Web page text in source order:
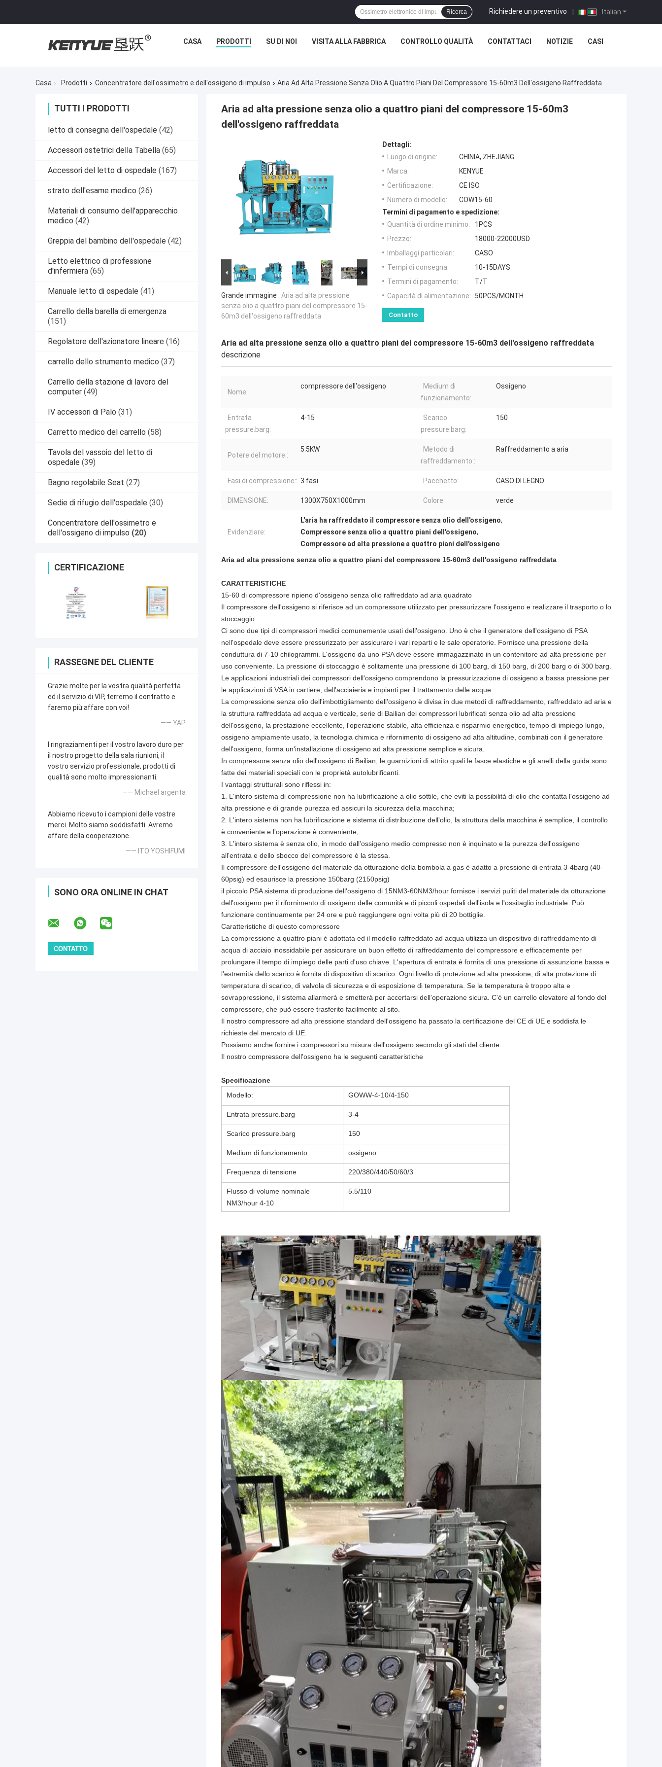
Italian
Richiedere un preventivo |
Ricerca
CASA PRODOTTI SU DI NOI VISITA ALLA FABBRICA CONTROLLO QUALITÀ CONTATTACI NOTIZIE CASI
Casa Prodotti Concentratore dell'ossimetro e dell'ossigeno di impulso Aria Ad Alta Pressione Senza Olio A Quattro Piani Del Compressore 15-60m3 Dell'ossigeno Raffreddata
TUTTI I PRODOTTI
letto di consegna dell'ospedale (42)
Accessori ostetrici della Tabella (65)
Accessori del letto di ospedale (167)
strato dell'esame medico (26)
Materiali di consumo dell'apparecchio
medico (42)
Greppia del bambino dell'ospedale (42)
Letto elettrico di professione
d'infermiera (65)
Manuale letto di ospedale (41)
Carrello della barella di emergenza
(151)
Regolatore dell'azionatore lineare (16)
carrello dello strumento medico (37)
Carrello della stazione di lavoro del
computer (49)
IV accessori di Palo (31)
Carretto medico del carrello (58)
Tavola del vassoio del letto di
ospedale (39)
Bagno regolabile Seat (27)
Sedie di rifugio dell'ospedale (30)
Concentratore dell'ossimetro e
dell'ossigeno di impulso (20)
CERTIFICAZIONE
RASSEGNE DEL CLIENTE
Grazie molte per la vostra qualità perfetta
ed il servizio di VIP, terremo il contratto e
faremo più affare con voi!
—— YAP
I ringraziamenti per il vostro lavoro duro per
il nostro progetto della sala riunioni, il
vostro servizio professionale, prodotti di
qualità sono molto impressionanti.
—— Michael argenta
Abbiamo ricevuto i campioni delle vostre
merci. Molto siamo soddisfatti. Avremo
affare della cooperazione.
—— ITO YOSHIFUMI
SONO ORA ONLINE IN CHAT
Aria ad alta pressione senza olio a quattro piani del compressore 15-60m3
dell'ossigeno raffreddata
Grande immagine : Aria ad alta pressione
senza olio a quattro piani del compressore 15-
60m3 dell'ossigeno raffreddata
Dettagli:
Luogo di origine:
CHINIA, ZHEJIANG
Marca:
KENYUE
Certificazione:
CE ISO
Numero di modello:
COW15-60
Termini di pagamento e spedizione:
Quantità di ordine minimo:
1PCS
Prezzo:
18000-22000USD
Imballaggi particolari:
CASO
Tempi di consegna:
10-15DAYS
Termini di pagamento:
T/T
Capacità di alimentazione:
50PCS/MONTH
Contatto
Aria ad alta pressione senza olio a quattro piani del compressore 15-60m3 dell'ossigeno raffreddata
descrizione
Nome:
compressore dell'ossigeno
Medium di
funzionamento:
Ossigeno
Entrata
pressure.barg:
4-15
Scarico
pressure.barg:
150
Potere del motore.:
5.5KW
Metodo di
raffreddamento::
Raffreddamento a aria
Fasi di compressione:: 3 fasi Pacchetto: CASO DI LEGNO
DIMENSIONE: 1300X750X1000mm Colore: verde
Evidenziare:
L'aria ha raffreddato il compressore senza olio dell'ossigeno,
Compressore senza olio a quattro piani dell'ossigeno,
Compressore ad alta pressione a quattro piani dell'ossigeno
Aria ad alta pressione senza olio a quattro piani del compressore 15-60m3 dell'ossigeno raffreddata
CARATTERISTICHE
15-60 di compressore ripieno d'ossigeno senza olio raffreddato ad aria quadrato
Il compressore dell'ossigeno si riferisce ad un compressore utilizzato per pressurizzare l'ossigeno e realizzare il trasporto o lo
stoccaggio.
Ci sono due tipi di compressori medici comunemente usati dell'ossigeno. Uno è che il generatore dell'ossigeno di PSA
nell'ospedale deve essere pressurizzato per assicurare i vari reparti e le sale operatorie. Fornisce una pressione della
conduttura di 7-10 chilogrammi. L'ossigeno da uno PSA deve essere immagazzinato in un contenitore ad alta pressione per
uso conveniente. La pressione di stoccaggio è solitamente una pressione di 100 barg, di 150 barg, di 200 barg o di 300 barg.
Le applicazioni industriali dei compressori dell'ossigeno comprendono la pressurizzazione di ossigeno a bassa pressione per
le applicazioni di VSA in cartiere, dell'acciaieria e impianti per il trattamento delle acque
La compressione senza olio dell'imbottigliamento dell'ossigeno è divisa in due metodi di raffreddamento, raffreddato ad aria e
la struttura raffreddata ad acqua e verticale, serie di Bailian dei compressori lubrificati senza olio ad alta pressione
dell'ossigeno, la prestazione eccellente, l'operazione stabile, alta efficienza e risparmio energetico, tempo di impiego lungo,
ossigeno ampiamente usato, la tecnologia chimica e rifornimento di ossigeno ad alta altitudine, combinati con il generatore
dell'ossigeno, forma un'installazione di ossigeno ad alta pressione semplice e sicura.
In compressore senza olio dell'ossigeno di Bailian, le guarnizioni di attrito quali le fasce elastiche e gli anelli della guida sono
fatte dei materiali speciali con le proprietà autolubrificanti.
I vantaggi strutturali sono riflessi in:
1. L'intero sistema di compressione non ha lubrificazione a olio sottile, che eviti la possibilità di olio che contatta l'ossigeno ad
alta pressione e di grande purezza ed assicuri la sicurezza della macchina;
2. L'intero sistema non ha lubrificazione e sistema di distribuzione dell'olio, la struttura della macchina è semplice, il controllo
è conveniente e l'operazione è conveniente;
3. L'intero sistema è senza olio, in modo dall'ossigeno medio compresso non è inquinato e la purezza dell'ossigeno
all'entrata e dello sbocco del compressore è la stessa.
Il compressore dell'ossigeno del materiale da otturazione della bombola a gas è adatto a pressione di entrata 3-4barg (40-
60psig) ed esaurisce la pressione 150barg (2150psig)
il piccolo PSA sistema di produzione dell'ossigeno di 15NM3-60NM3/hour fornisce i servizi puliti del materiale da otturazione
dell'ossigeno per il rifornimento di ossigeno delle comunità e di piccoli ospedali dell'isola e l'ossitaglio industriale. Può
funzionare continuamente per 24 ore e può raggiungere ogni volta più di 20 bottiglie.
Caratteristiche di questo compressore
La compressione a quattro piani è adottata ed il modello raffreddato ad acqua utilizza un dispositivo di raffreddamento di
acqua di acciaio inossidabile per assicurare un buon effetto di raffreddamento del compressore e efficacemente per
prolungare il tempo di impiego delle parti d'uso chiave. L'apertura di entrata è fornita di una pressione di assunzione bassa e
l'estremità dello scarico è fornita di dispositivo di scarico. Ogni livello di protezione ad alta pressione, di alta protezione di
temperatura di scarico, di valvola di sicurezza e di esposizione di temperatura. Se la temperatura è troppo alta e
sovrappressione, il sistema allarmerà e smetterà per accertarsi dell'operazione sicura. C'è un carrello elevatore al fondo del
compressore, che può essere trasferito facilmente al sito.
Il nostro compressore ad alta pressione standard dell'ossigeno ha passato la certificazione del CE di UE e soddisfa le
richieste del mercato di UE.
Possiamo anche fornire i compressori su misura dell'ossigeno secondo gli stati del cliente.
Il nostro compressore dell'ossigeno ha le seguenti caratteristiche
Specificazione
Modello:
GOWW-4-10/4-150
Entrata pressure.barg 3-4
Scarico pressure.barg 150
Medium di funzionamento ossigeno
Frequenza di tensione 220/380/440/50/60/3
Flusso di volume nominale
NM3/hour 4-10
5.5/110